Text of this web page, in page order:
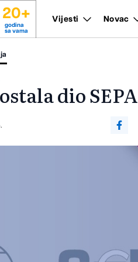
20+
godina
sa vama
Vijesti Novac
dio SEPA